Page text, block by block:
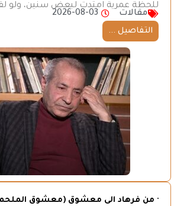
للحظة عمرية امتدت لبعض سنين، ولو
مقالات
2026-08-03
التفاصيل ...
· من فرهاد الى معشوق (معشوق